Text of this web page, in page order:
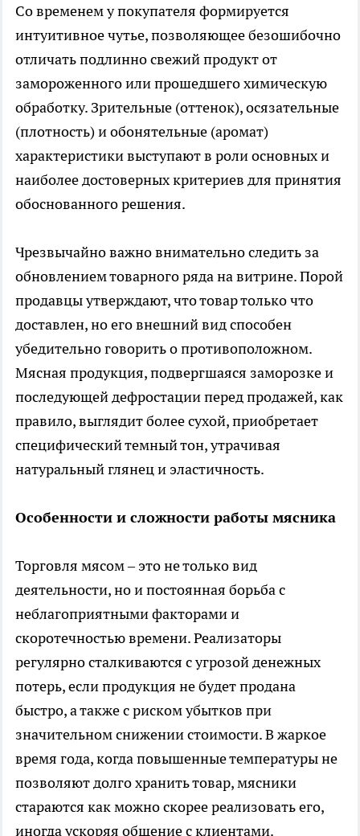
Со временем у покупателя формируется
интуитивное чутье, позволяющее безошибочно
отличать подлинно свежий продукт от
замороженного или прошедшего химическую
обработку. Зрительные (оттенок), осязательные
(плотность) и обонятельные (аромат)
характеристики выступают в роли основных и
наиболее достоверных критериев для принятия
обоснованного решения.
Чрезвычайно важно внимательно следить за
обновлением товарного ряда на витрине. Порой
продавцы утверждают, что товар только что
доставлен, но его внешний вид способен
убедительно говорить о противоположном.
Мясная продукция, подвергшаяся заморозке и
последующей дефростации перед продажей, как
правило, выглядит более сухой, приобретает
специфический темный тон, утрачивая
натуральный глянец и эластичность.
Особенности и сложности работы мясника
Торговля мясом – это не только вид
деятельности, но и постоянная борьба с
неблагоприятными факторами и
скоротечностью времени. Реализаторы
регулярно сталкиваются с угрозой денежных
потерь, если продукция не будет продана
быстро, а также с риском убытков при
значительном снижении стоимости. В жаркое
время года, когда повышенные температуры не
позволяют долго хранить товар, мясники
стараются как можно скорее реализовать его,
иногда ускоряя общение с клиентами.